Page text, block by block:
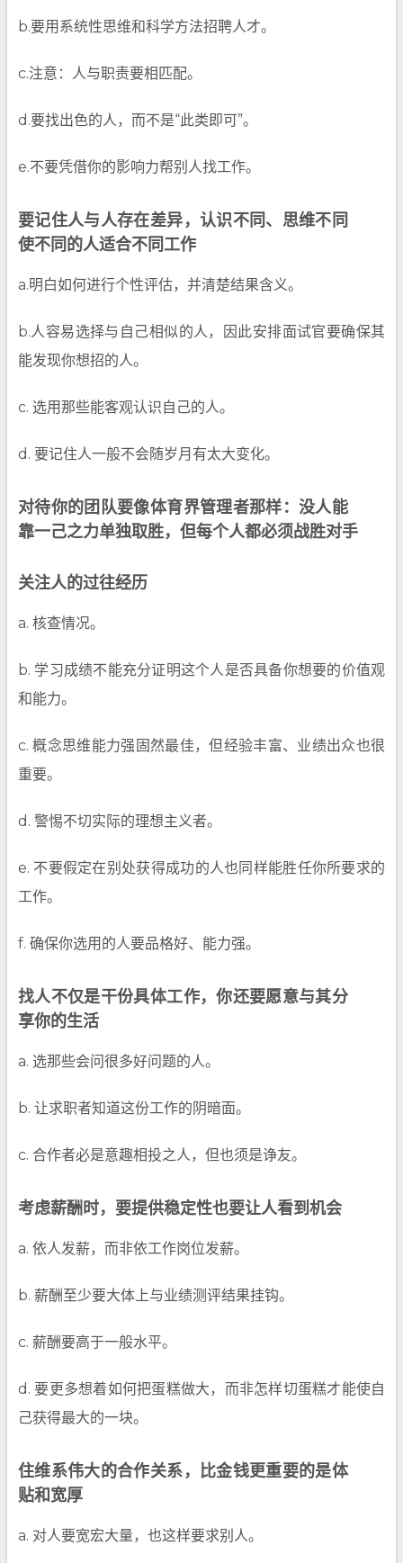
b.要用系统性思维和科学方法招聘人才。
c.注意：人与职责要相匹配。
d.要找出色的人，而不是“此类即可”。
e.不要凭借你的影响力帮别人找工作。
要记住人与人存在差异，认识不同、思维不同
使不同的人适合不同工作
a.明白如何进行个性评估，并清楚结果含义。
b.人容易选择与自己相似的人，因此安排面试官要确保其
能发现你想招的人。
c. 选用那些能客观认识自己的人。
d. 要记住人一般不会随岁月有太大变化。
对待你的团队要像体育界管理者那样：没人能
靠一己之力单独取胜，但每个人都必须战胜对手
关注人的过往经历
a. 核查情况。
b. 学习成绩不能充分证明这个人是否具备你想要的价值观
和能力。
c. 概念思维能力强固然最佳，但经验丰富、业绩出众也很
重要。
d. 警惕不切实际的理想主义者。
e. 不要假定在别处获得成功的人也同样能胜任你所要求的
工作。
f. 确保你选用的人要品格好、能力强。
找人不仅是干份具体工作，你还要愿意与其分
享你的生活
a. 选那些会问很多好问题的人。
b. 让求职者知道这份工作的阴暗面。
c. 合作者必是意趣相投之人，但也须是诤友。
考虑薪酬时，要提供稳定性也要让人看到机会
a. 依人发薪，而非依工作岗位发薪。
b. 薪酬至少要大体上与业绩测评结果挂钩。
c. 薪酬要高于一般水平。
d. 要更多想着如何把蛋糕做大，而非怎样切蛋糕才能使自
己获得最大的一块。
住维系伟大的合作关系，比金钱更重要的是体
贴和宽厚
a. 对人要宽宏大量，也这样要求别人。